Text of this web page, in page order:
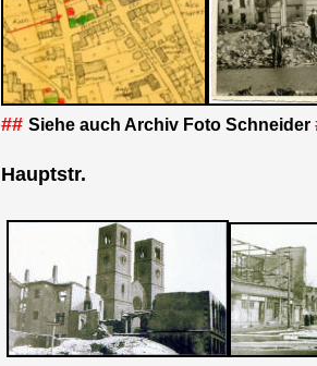
## Siehe auch Archiv Foto Schneider
Hauptstr.